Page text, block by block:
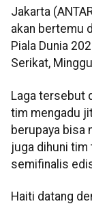
Jakarta
akan bertemu
Piala Dunia
Serikat,
Laga tersebut
tim mengadu
berupaya bisa
juga dihuni tim
semifinalis
Haiti datang